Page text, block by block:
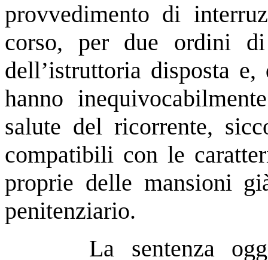
provvedimento di
corso, per due ordini di
dell’istruttoria disposta
hanno
salute del ricorrente,
compatibili con le
proprie delle mansioni
penitenziario.
La sentenza